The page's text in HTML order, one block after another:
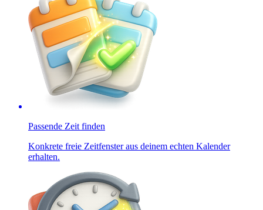
Passende Zeit finden
Konkrete freie Zeitfenster aus deinem echten Kalender
erhalten.